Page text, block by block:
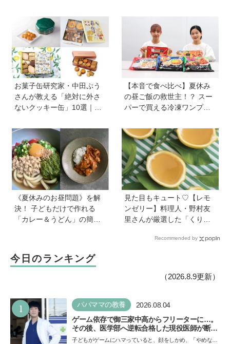
り！ 小学生でもお手伝いで
お菓子缶研究家・中田ぷう
さんが教える「絶対に外さ
ないクッキー缶」10選｜マ
自分へのご褒美に！
【本音で食べ比べ】夏休み
の昼ご飯の救世主！？ スー
パーで買える冷凍ワンプレ
食！
《夏休みのお昼問題》を解
決！ 子どもだけで作れる
「カレー＆うどん」の簡単
見た目もキュート♡【レモ
ンゼリー】料理人・野村友
里さんが厳選した「くり返
から夏にピッタリなレシピ
Recommended by
今日のランキング
（2026.8.9更新）
1 パパママの教養 2026.08.04
ゲーム依存で御三家中高からフリーターに…。
その後、医学部へ逆転合格した現役医師が断言
「ゲームの経験が受験勉強に役立った」そう考
子どもがゲームにハマっていると、顔をしかめ、「やめなさ